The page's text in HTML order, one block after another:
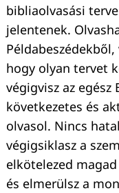
bibliaolvasási
jelentenek.
hogy olyan tervet
végigvisz az
következetes és
olvasol. Nincs
végigsiklasz a
elkötelezed
és elmerülsz a